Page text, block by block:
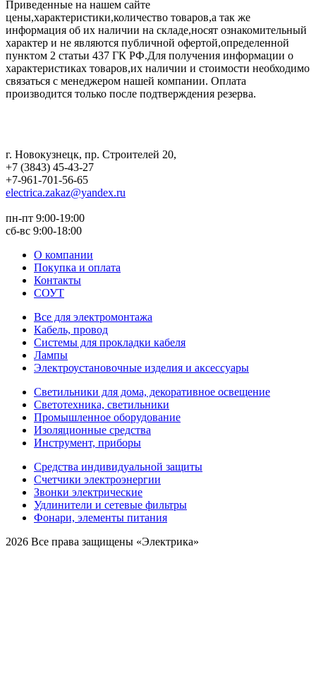
Приведенные на нашем сайте
цены,характеристики,количество товаров,а так же
информация об их наличии на складе,носят ознакомительный
характер и не являются публичной офертой,определенной
пунктом 2 статьи 437 ГК РФ.Для получения информации о
характеристиках товаров,их наличии и стоимости необходимо
связаться с менеджером нашей компании. Оплата
производится только после подтверждения резерва.
г. Новокузнецк, пр. Строителей 20,
+7 (3843) 45-43-27
+7-961-701-56-65
electrica.zakaz@yandex.ru
пн-пт 9:00-19:00
сб-вс 9:00-18:00
О компании
Покупка и оплата
Контакты
СОУТ
Все для электромонтажа
Кабель, провод
Системы для прокладки кабеля
Лампы
Электроустановочные изделия и аксессуары
Светильники для дома, декоративное освещение
Светотехника, светильники
Промышленное оборудование
Изоляционные средства
Инструмент, приборы
Средства индивидуальной защиты
Счетчики электроэнергии
Звонки электрические
Удлинители и сетевые фильтры
Фонари, элементы питания
2026 Все права защищены «Электрика»